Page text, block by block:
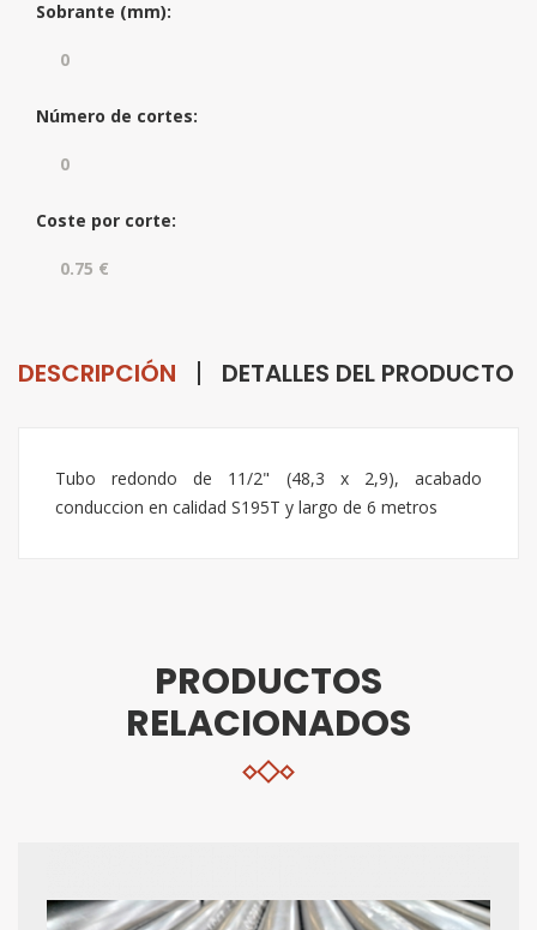
Sobrante (mm):
Número de cortes:
Coste por corte:
DESCRIPCIÓN DETALLES DEL PRODUCTO
Tubo redondo de 11/2" (48,3 x 2,9), acabado
conduccion en calidad S195T y largo de 6 metros
PRODUCTOS
RELACIONADOS